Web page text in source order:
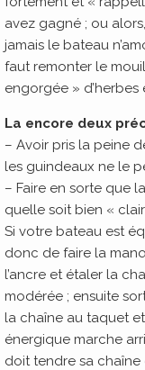
avez gagné ; ou
jamais le bateau
faut remonter le
engorgée »
La encore deux
– Avoir pris la peine
les guindeaux ne le
– Faire en sorte que
quelle soit bien «
Si votre bateau est
donc de faire la
l’ancre et étaler la
modérée ; ensuite
la chaîne au taquet
énergique marche
doit tendre sa chaîne